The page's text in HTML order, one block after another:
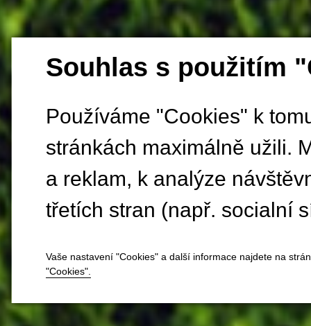
Souhlas s použitím
Používáme "Cookies" k
stránkách maximálně užili.
a reklam, k analýze
třetích stran (např. socialní
Vaše nastavení "Cookies" a další informace najdete na
"Cookies".